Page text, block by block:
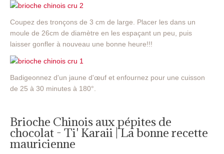
Coupez des tronçons de 3 cm de large. Placer les dans un
moule de 26cm de diamètre en les espaçant un peu, puis
laisser gonfler à nouveau une bonne heure!!!
Badigeonnez d'un jaune d'œuf et enfournez pour une cuisson
de 25 à 30 minutes à 180°.
Brioche Chinois aux pépites de
chocolat - Ti' Karaii | La bonne recette
mauricienne